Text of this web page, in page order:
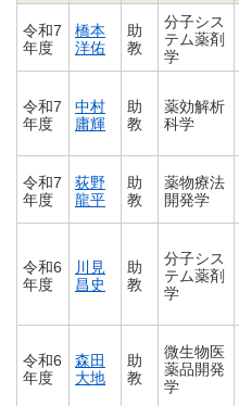
令和7
年度
橋本
洋佑
助
教
分子シス
テム薬剤
学
令和7
年度
中村
庸輝
助
教
薬効解析
科学
令和7
年度
荻野
龍平
助
教
薬物療法
開発学
令和6
年度
川見
昌史
助
教
分子シス
テム薬剤
学
令和6
年度
森田
大地
助
教
微生物医
薬品開発
学